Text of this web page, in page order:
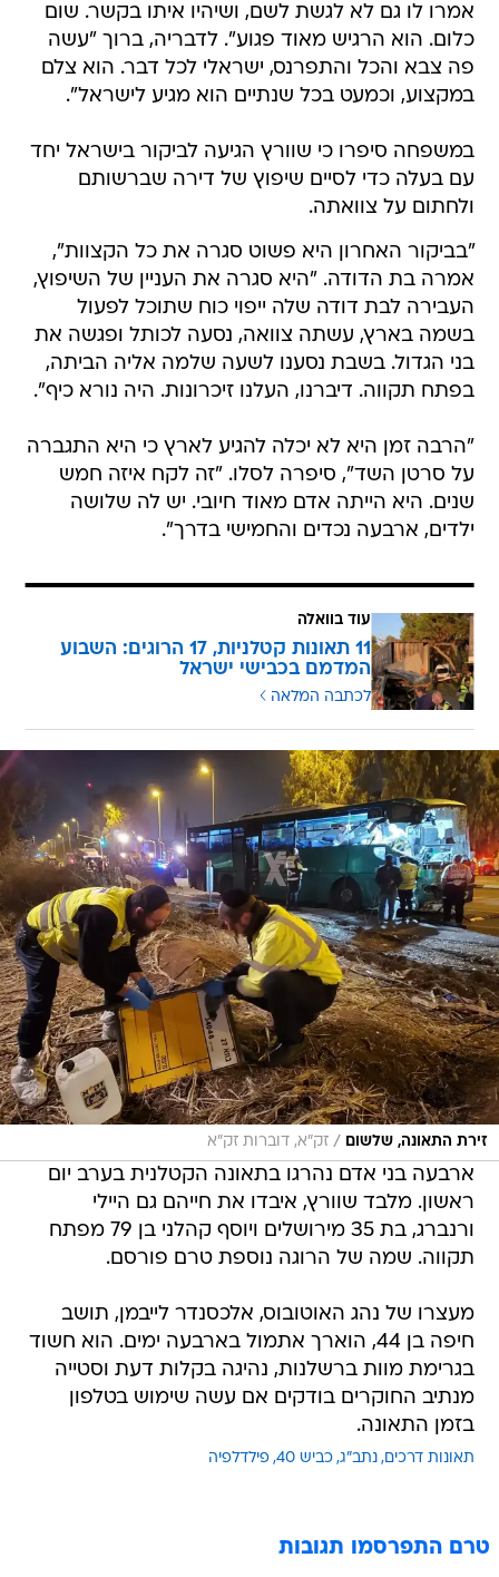
אמרו לו גם לא לגשת לשם, ושיהיו איתו בקשר. שום
כלום. הוא הרגיש מאוד פגוע". לדבריה, ברוך "עשה
פה צבא והכל והתפרנס, ישראלי לכל דבר. הוא צלם
במקצוע, וכמעט בכל שנתיים הוא מגיע לישראל".
במשפחה סיפרו כי שוורץ הגיעה לביקור בישראל יחד
עם בעלה כדי לסיים שיפוץ של דירה שברשותם
ולחתום על צוואתה.
"בביקור האחרון היא פשוט סגרה את כל הקצוות",
אמרה בת הדודה. "היא סגרה את העניין של השיפוץ,
העבירה לבת דודה שלה ייפוי כוח שתוכל לפעול
בשמה בארץ, עשתה צוואה, נסעה לכותל ופגשה את
בני הגדול. בשבת נסענו לשעה שלמה אליה הביתה,
בפתח תקווה. דיברנו, העלנו זיכרונות. היה נורא כיף".
"הרבה זמן היא לא יכלה להגיע לארץ כי היא התגברה
על סרטן השד", סיפרה לסלו. "זה לקח איזה חמש
שנים. היא הייתה אדם מאוד חיובי. יש לה שלושה
ילדים, ארבעה נכדים והחמישי בדרך".
עוד בוואלה
11 תאונות קטלניות, 17 הרוגים: השבוע
המדמם בכבישי ישראל
לכתבה המלאה
זירת התאונה, שלשום / זק"א, דוברות זק"א
ארבעה בני אדם נהרגו בתאונה הקטלנית בערב יום
ראשון. מלבד שוורץ, איבדו את חייהם גם היילי
ורנברג, בת 35 מירושלים ויוסף קהלני בן 79 מפתח
תקווה. שמה של הרוגה נוספת טרם פורסם.
מעצרו של נהג האוטובוס, אלכסנדר לייבמן, תושב
חיפה בן 44, הוארך אתמול בארבעה ימים. הוא חשוד
בגרימת מוות ברשלנות, נהיגה בקלות דעת וסטייה
מנתיב החוקרים בודקים אם עשה שימוש בטלפון
בזמן התאונה.
תאונות דרכים נתב"ג כביש 40 פילדלפיה
טרם התפרסמו תגובות